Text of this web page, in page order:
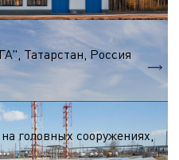
Татарстан, Россия
головных сооружениях,